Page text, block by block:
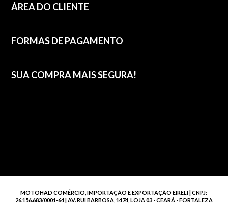
ÁREA DO CLIENTE
FORMAS DE PAGAMENTO
SUA COMPRA MAIS SEGURA!
MOTOHAD COMÉRCIO, IMPORTAÇÃO E EXPORTAÇÃO EIRELI | CNPJ:
26.156.683/0001-64 | AV. RUI BARBOSA, 1474, LOJA 03 - CEARÁ - FORTALEZA